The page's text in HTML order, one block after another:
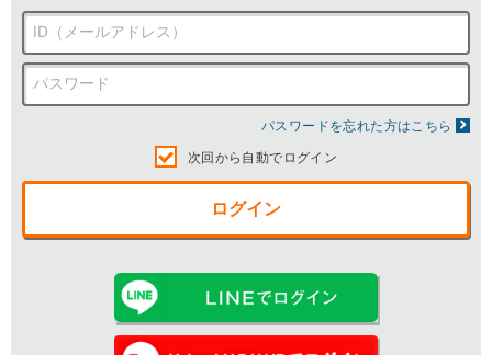
パスワードを忘れた方はこちら
次回から自動でログイン